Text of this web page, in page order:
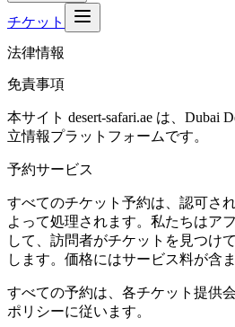
チケット
法律情報
免責事項
本サイト desert-safari.ae は、Dubai
立情報プラットフォームです。
予約サービス
すべてのチケット予約は、認可さ
よって処理されます。私たちはア
して、訪問者がチケットを見つけ
します。価格にはサービス料が含
すべての予約は、各チケット提供
ポリシーに従います。